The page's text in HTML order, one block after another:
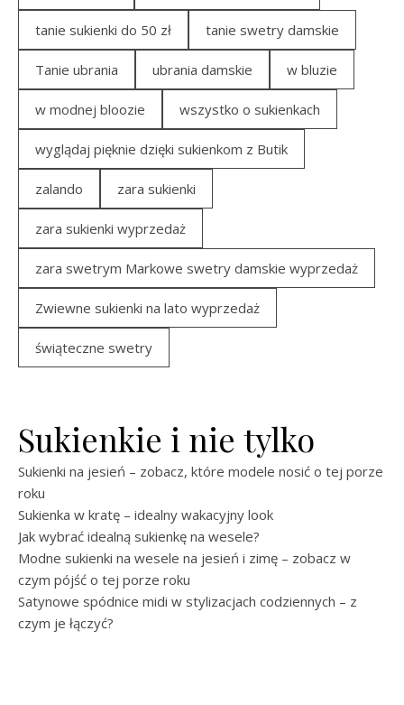
tanie sukienki do 50 zł tanie swetry damskie
Tanie ubrania ubrania damskie w bluzie
w modnej bloozie wszystko o sukienkach
wyglądaj pięknie dzięki sukienkom z Butik
zalando zara sukienki
zara sukienki wyprzedaż
zara swetrym Markowe swetry damskie wyprzedaż
Zwiewne sukienki na lato wyprzedaż
świąteczne swetry
Sukienkie i nie tylko
Sukienki na jesień – zobacz, które modele nosić o tej porze
roku
Sukienka w kratę – idealny wakacyjny look
Jak wybrać idealną sukienkę na wesele?
Modne sukienki na wesele na jesień i zimę – zobacz w
czym pójść o tej porze roku
Satynowe spódnice midi w stylizacjach codziennych – z
czym je łączyć?